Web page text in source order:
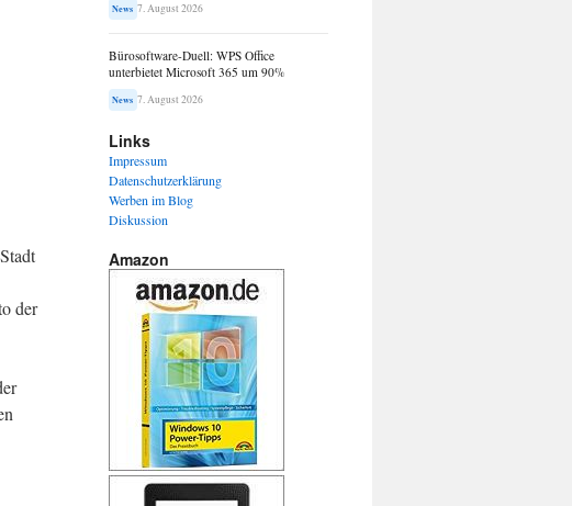
der
News 7. August 2026
Bürosoftware-Duell: WPS Office
unterbietet Microsoft 365 um 90%
News 7. August 2026
Links
Impressum
Datenschutzerklärung
Werben im Blog
Diskussion
Amazon